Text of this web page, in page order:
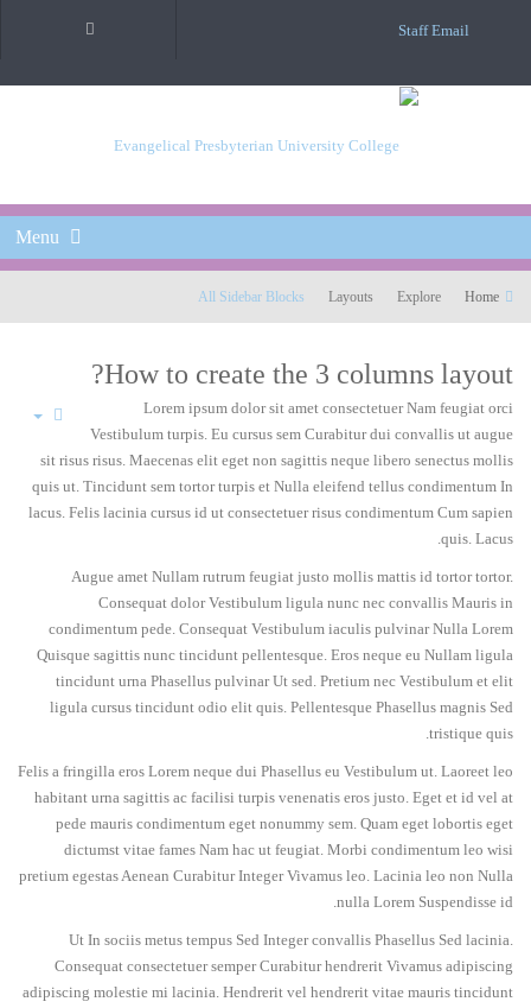
Staff Email
Home
Explore
Layouts
All Sidebar Blocks
How to create the 3 columns layout?
Lorem ipsum dolor sit amet consectetuer Nam feugiat orci
Vestibulum turpis. Eu cursus sem Curabitur dui convallis ut augue
sit risus risus. Maecenas elit eget non sagittis neque libero senectus mollis
quis ut. Tincidunt sem tortor turpis et Nulla eleifend tellus condimentum In
lacus. Felis lacinia cursus id ut consectetuer risus condimentum Cum sapien
quis. Lacus.
Augue amet Nullam rutrum feugiat justo mollis mattis id tortor tortor.
Consequat dolor Vestibulum ligula nunc nec convallis Mauris in
condimentum pede. Consequat Vestibulum iaculis pulvinar Nulla Lorem
Quisque sagittis nunc tincidunt pellentesque. Eros neque eu Nullam ligula
tincidunt urna Phasellus pulvinar Ut sed. Pretium nec Vestibulum et elit
ligula cursus tincidunt odio elit quis. Pellentesque Phasellus magnis Sed
tristique quis.
Felis a fringilla eros Lorem neque dui Phasellus eu Vestibulum ut. Laoreet leo
habitant urna sagittis ac facilisi turpis venenatis eros justo. Eget et id vel at
pede mauris condimentum eget nonummy sem. Quam eget lobortis eget
dictumst vitae fames Nam hac ut feugiat. Morbi condimentum leo wisi
pretium egestas Aenean Curabitur Integer Vivamus leo. Lacinia leo non Nulla
nulla Lorem Suspendisse id.
Ut In sociis metus tempus Sed Integer convallis Phasellus Sed lacinia.
Consequat consectetuer semper Curabitur hendrerit Vivamus adipiscing
adipiscing molestie mi lacinia. Hendrerit vel hendrerit vitae mauris tincidunt